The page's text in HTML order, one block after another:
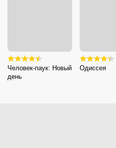
Человек-паук: Новый
день
Одиссея